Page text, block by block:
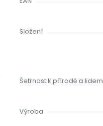
Složení
Šetrnost k přírodě a lidem
Výroba